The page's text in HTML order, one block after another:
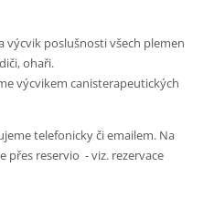
výcvik poslušnosti všech plemen
ohaři.
výcvikem canisterapeutických
telefonicky či emailem. Na
přes reservio - viz. rezervace